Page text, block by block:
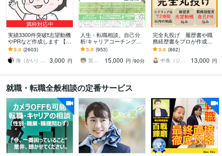
満枠対応中
実績3300件突破❗️志望動機
やPRなど作成します 【多
くの書類通過＆内定実
績】転職・就職活動の
「核」を提供
5.0 (2603)
海（かい）＠応募書類のプロフェッショナル
3,000 円
人生・転職相談。自己分
析/キャリアコーチングし
ます カウンセリング＆や
りたいこと言語化方法解
説＆自己探索ナビ納品
5.0 (953)
宮内 利亮 キャリアコンサルタント
15,000 円 /90分
完全丸投げ 履歴書や職
務経歴書をプロが作成し
ます ゼロから作成代行/ポ
イント解説付 総販売実
績2000件突破
5.0 (862)
中条（ジョインキャリアオフィス）
13,000 円
就職・転職全般相談の定番サービス